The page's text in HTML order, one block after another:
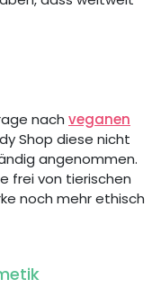
nach veganen
Shop diese nicht
angenommen.
frei von tierischen
noch mehr ethisch